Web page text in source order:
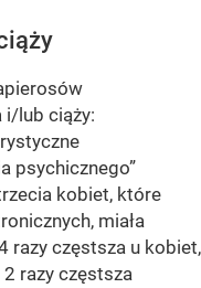
i/lub ciąży:
psychicznego”
kobiet, które
miała
razy częstsza u kobiet,
2 razy częstsza